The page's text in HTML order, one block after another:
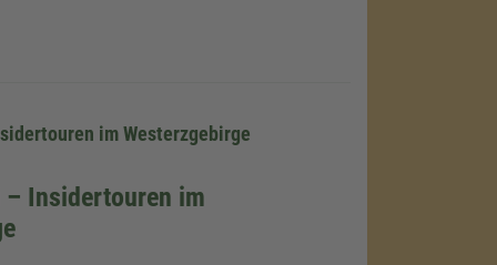
im Westerzgebirge
– Insidertouren im
um
laden!